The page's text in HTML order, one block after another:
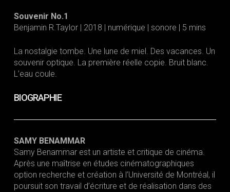
Souvenir No.1
Benjamin R.Taylor | 2018 | numérique | sonore | 5 mins
La nostalgie tombe. Une lune de miel. Des vacances. Un
souvenir optique. La première réelle copie. Bruit blanc.
L’eau coule.
BIOGRAPHIE
SAMY BENAMMAR
Samy Benammar est un artiste et critique de cinéma.
Après une maîtrise en études cinématographiques
option recherche et création à l’Université de Montréal, il
poursuit son travail d’écriture et de réalisation dans des